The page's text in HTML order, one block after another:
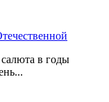
салюта в годы